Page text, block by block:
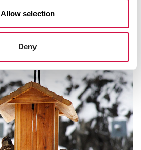
Allow selection
Deny